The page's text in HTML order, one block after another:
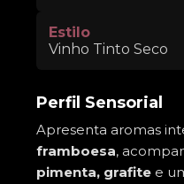
Estilo
Vinho Tinto Seco
Perfil Sensorial
Apresenta aromas
framboesa,
pimenta, grafite e